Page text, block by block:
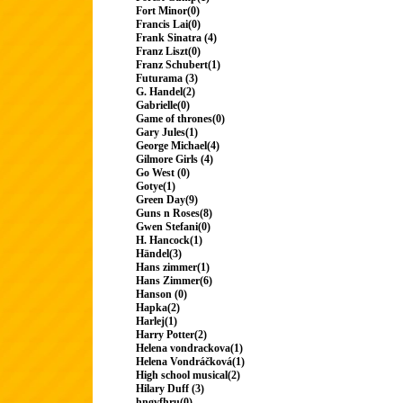
Fort Minor(0)
Francis Lai(0)
Frank Sinatra (4)
Franz Liszt(0)
Franz Schubert(1)
Futurama (3)
G. Handel(2)
Gabrielle(0)
Game of thrones(0)
Gary Jules(1)
George Michael(4)
Gilmore Girls (4)
Go West (0)
Gotye(1)
Green Day(9)
Guns n Roses(8)
Gwen Stefani(0)
H. Hancock(1)
Händel(3)
Hans zimmer(1)
Hans Zimmer(6)
Hanson (0)
Hapka(2)
Harlej(1)
Harry Potter(2)
Helena vondrackova(1)
Helena Vondráčková(1)
High school musical(2)
Hilary Duff (3)